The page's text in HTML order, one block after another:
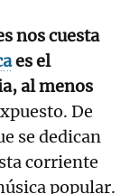
nos cuesta
es el
al menos
De
se dedican
corriente
popular.